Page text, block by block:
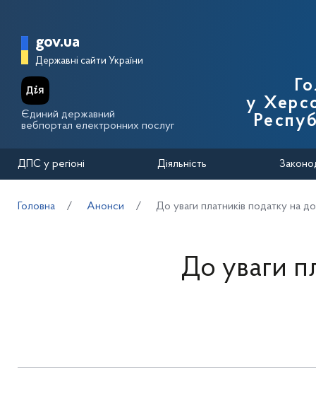
Головна сторінка Державної
gov.ua
Державні сайти України
Єдиний державний
вебпортал електронних послуг
у
ДПС у регіоні Діяльність
Головна Анонси До уваги платників податку на
До уваги